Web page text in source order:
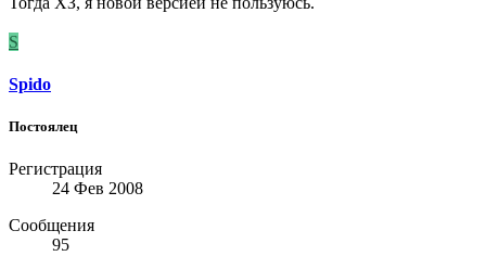
S
Spido
Постоялец
Регистрация
24 Фев 2008
Сообщения
95